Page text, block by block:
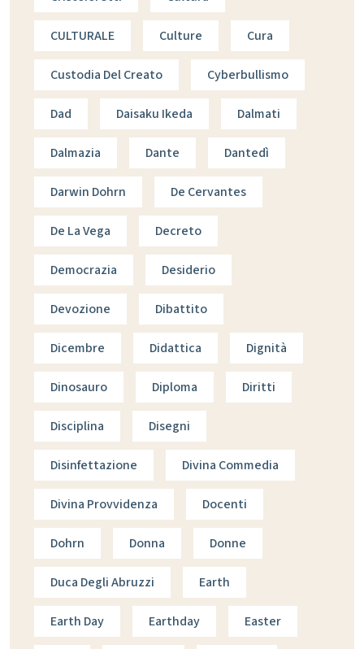
CULTURALE Culture Cura
Custodia Del Creato Cyberbullismo
Dad Daisaku Ikeda Dalmati
Dalmazia Dante Dantedì
Darwin Dohrn De Cervantes
De La Vega Decreto
Democrazia Desiderio
Devozione Dibattito
Dicembre Didattica Dignità
Dinosauro Diploma Diritti
Disciplina Disegni
Disinfettazione Divina Commedia
Divina Provvidenza Docenti
Dohrn Donna Donne
Duca Degli Abruzzi Earth
Earth Day Earthday Easter